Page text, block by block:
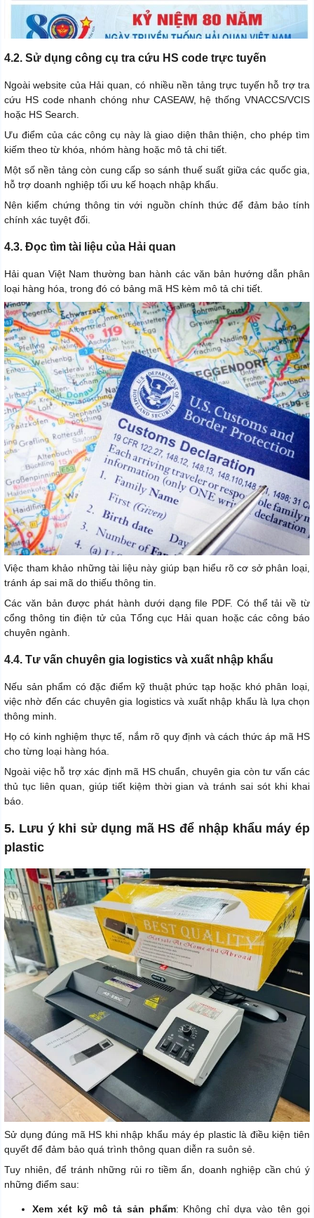
4.2. Sử dụng công cụ tra cứu HS code trực tuyến
Ngoài website của Hải quan, có nhiều nền tảng trực tuyến hỗ trợ tra
cứu HS code nhanh chóng như CASEAW, hệ thống VNACCS/VCIS
hoặc HS Search.
Ưu điểm của các công cụ này là giao diện thân thiện, cho phép tìm
kiếm theo từ khóa, nhóm hàng hoặc mô tả chi tiết.
Một số nền tảng còn cung cấp so sánh thuế suất giữa các quốc gia,
hỗ trợ doanh nghiệp tối ưu kế hoạch nhập khẩu.
Nên kiểm chứng thông tin với nguồn chính thức để đảm bảo tính
chính xác tuyệt đối.
4.3. Đọc tìm tài liệu của Hải quan
Hải quan Việt Nam thường ban hành các văn bản hướng dẫn phân
loại hàng hóa, trong đó có bảng mã HS kèm mô tả chi tiết.
Việc tham khảo những tài liệu này giúp bạn hiểu rõ cơ sở phân loại,
tránh áp sai mã do thiếu thông tin.
Các văn bản được phát hành dưới dạng file PDF. Có thể tải về từ
cổng thông tin điện tử của Tổng cục Hải quan hoặc các công báo
chuyên ngành.
4.4. Tư vấn chuyên gia logistics và xuất nhập khẩu
Nếu sản phẩm có đặc điểm kỹ thuật phức tạp hoặc khó phân loại,
việc nhờ đến các chuyên gia logistics và xuất nhập khẩu là lựa chọn
thông minh.
Họ có kinh nghiệm thực tế, nắm rõ quy định và cách thức áp mã HS
cho từng loại hàng hóa.
Ngoài việc hỗ trợ xác định mã HS chuẩn, chuyên gia còn tư vấn các
thủ tục liên quan, giúp tiết kiệm thời gian và tránh sai sót khi khai
báo.
5. Lưu ý khi sử dụng mã HS để nhập khẩu máy ép
plastic
Sử dụng đúng mã HS khi nhập khẩu máy ép plastic là điều kiện tiên
quyết để đảm bảo quá trình thông quan diễn ra suôn sẻ.
Tuy nhiên, để tránh những rủi ro tiềm ẩn, doanh nghiệp cần chú ý
những điểm sau:
Xem xét kỹ mô tả sản phẩm: Không chỉ dựa vào tên gọi